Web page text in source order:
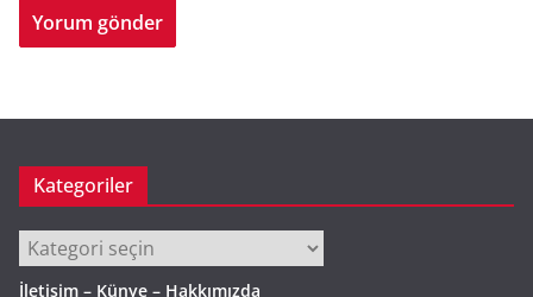
Kategoriler
Kategoriler
İletişim – Künye – Hakkımızda